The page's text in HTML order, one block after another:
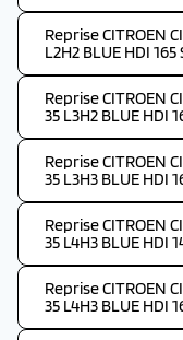
Reprise CITROEN
L2H2 BLUE HDI 165
Reprise CITROEN
35 L3H2 BLUE HDI
Reprise CITROEN
35 L3H3 BLUE HDI
Reprise CITROEN
35 L4H3 BLUE HDI
Reprise CITROEN
35 L4H3 BLUE HDI